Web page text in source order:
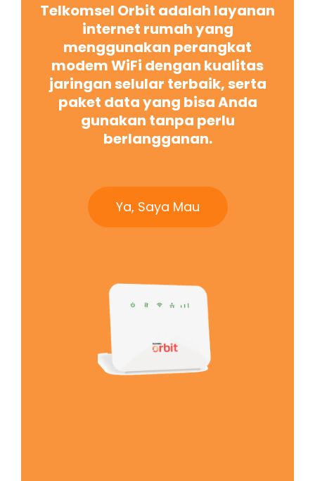
Telkomsel Orbit adalah layanan
internet rumah yang
menggunakan perangkat
modem WiFi dengan kualitas
jaringan selular terbaik, serta
paket data yang bisa Anda
gunakan tanpa perlu
berlangganan.
Ya, Saya Mau